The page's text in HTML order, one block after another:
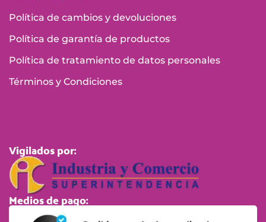
Política de cambios y devoluciones
Política de garantía de productos
Política de tratamiento de datos personales
Términos y Condiciones
Vigilados por:
Medios de pago: